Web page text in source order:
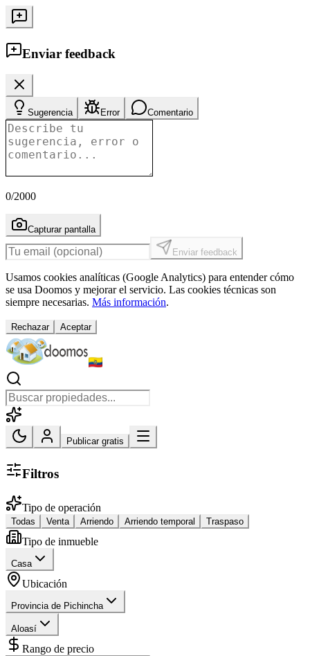
Enviar feedback
Sugerencia Error Comentario
0/2000
Capturar pantalla
Enviar feedback
Usamos cookies analíticas (Google Analytics) para entender cómo
se usa Doomos y mejorar el servicio. Las cookies técnicas son
siempre necesarias. Más información.
Rechazar Aceptar
Publicar gratis
Filtros
Tipo de operación
Todas Venta Arriendo Arriendo temporal Traspaso
Tipo de inmueble
Casa
Ubicación
Provincia de Pichincha
Aloasí
Rango de precio